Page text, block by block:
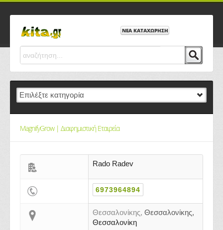
ΝΕΑ ΚΑΤΑΧΩΡΗΣΗ
MagnifyGrow | Διαφημιστική Εταιρεία
Rado Radev
6973964894
Θεσσαλονίκης, Θεσσαλονίκης,
Θεσσαλονίκη